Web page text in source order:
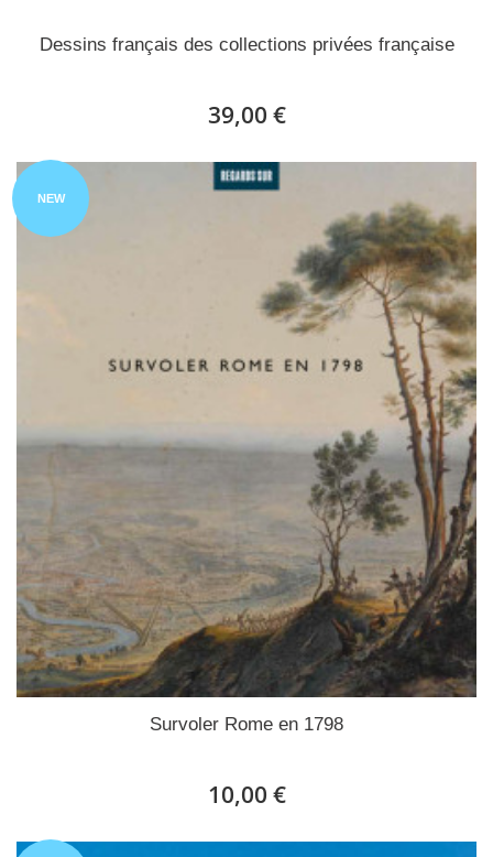
Dessins français des collections privées française
39,00 €
NEW
Survoler Rome en 1798
10,00 €